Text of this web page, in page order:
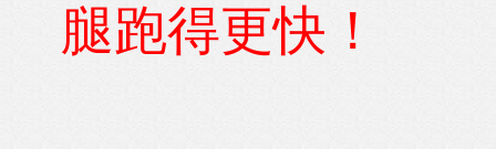
腿跑得更快！